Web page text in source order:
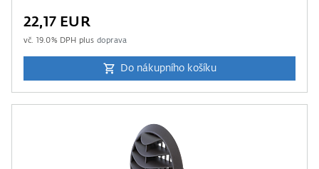
22,17 EUR
vč. 19.0% DPH plus doprava
Do nákupního košíku